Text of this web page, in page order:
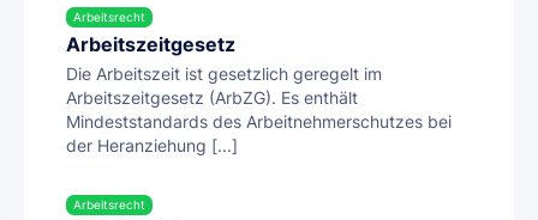
Arbeitsrecht
Arbeitszeitgesetz
Die Arbeitszeit ist gesetzlich geregelt im
Arbeitszeitgesetz (ArbZG). Es enthält
Mindeststandards des Arbeitnehmerschutzes bei
der Heranziehung [...]
Arbeitsrecht